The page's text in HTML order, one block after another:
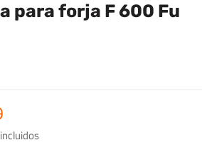
para forja F 600 Fu